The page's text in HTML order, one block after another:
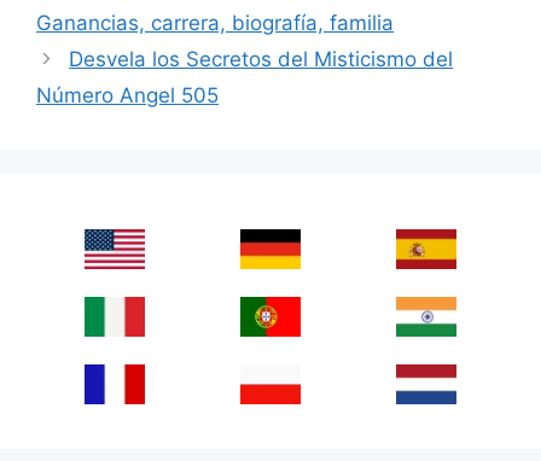
Ganancias, carrera, biografía, familia
Desvela los Secretos del Misticismo del
Número Angel 505